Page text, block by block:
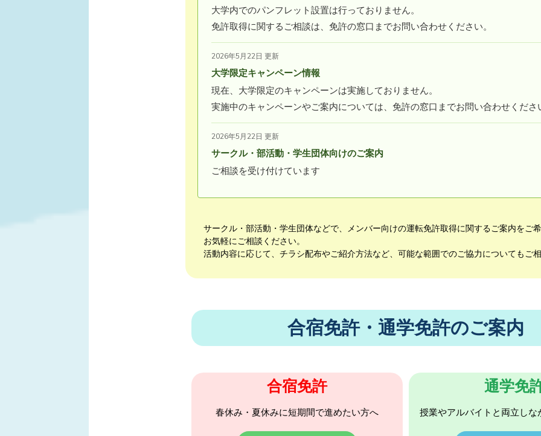
大学内でのパンフレット設置は行っておりません。
免許取得に関するご相談は、免許の窓口までお問い合わせください。
2026年5月22日 更新
大学限定キャンペーン情報
現在、大学限定のキャンペーンは実施しておりません。
実施中のキャンペーンやご案内については、免許の窓口までお問い合わせくださ
2026年5月22日 更新
サークル・部活動・学生団体向けのご案内
ご相談を受け付けています
サークル・部活動・学生団体などで、メンバー向けの運転免許取得に関するご案内をご
お気軽にご相談ください。
活動内容に応じて、チラシ配布やご紹介方法など、可能な範囲でのご協力についてもご
合宿免許・通学免許のご案内
合宿免許
春休み・夏休みに短期間で進めたい方へ
通学免
授業やアルバイトと両立しな